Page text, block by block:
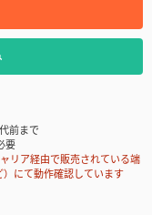
前まで
要
リア経由で販売されている端
）にて動作確認しています